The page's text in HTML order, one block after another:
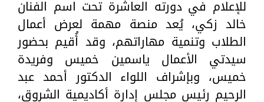
للإعلام في دورته العاشرة تحت اسم الفنان
خالد زكي، يُعد منصة مهمة لعرض أعمال
الطلاب وتنمية مهاراتهم، وقد أُقيم بحضور
سيدتي الأعمال ياسمين خميس وفريدة
خميس، وبإشراف اللواء الدكتور أحمد عبد
الرحيم رئيس مجلس إدارة أكاديمية الشروق،